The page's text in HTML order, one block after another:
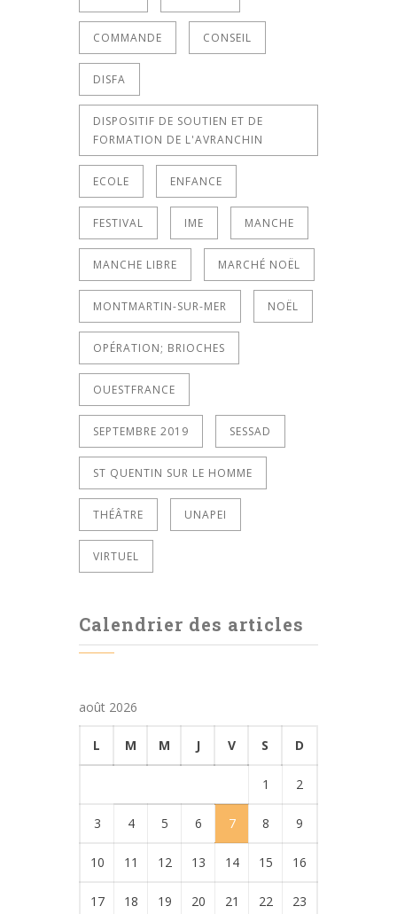
COMMANDE CONSEIL
DISFA
DISPOSITIF DE SOUTIEN ET DE
FORMATION DE L'AVRANCHIN
ECOLE ENFANCE
FESTIVAL IME MANCHE
MANCHE LIBRE MARCHÉ NOËL
MONTMARTIN-SUR-MER NOËL
OPÉRATION; BRIOCHES
OUESTFRANCE
SEPTEMBRE 2019 SESSAD
ST QUENTIN SUR LE HOMME
THÉÂTRE UNAPEI
VIRTUEL
Calendrier des articles
août 2026
L M M J V S D
1 2
3 4 5 6 7 8 9
10 11 12 13 14 15 16
17 18 19 20 21 22 23